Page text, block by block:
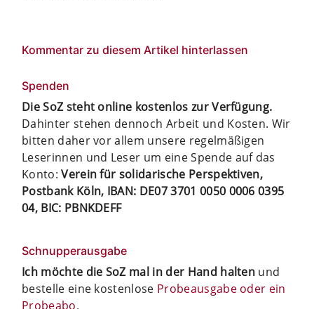
Kommentar zu diesem Artikel hinterlassen
Spenden
Die SoZ steht online kostenlos zur Verfügung.
Dahinter stehen dennoch Arbeit und Kosten. Wir
bitten daher vor allem unsere regelmäßigen
Leserinnen und Leser um eine Spende auf das
Konto:Verein für solidarische Perspektiven,
Postbank Köln, IBAN: DE07 3701 0050 0006 0395
04, BIC: PBNKDEFF
Schnupperausgabe
Ich möchte die SoZ mal in der Hand halten und
bestelle eine kostenlose Probeausgabe oder ein
Probeabo.